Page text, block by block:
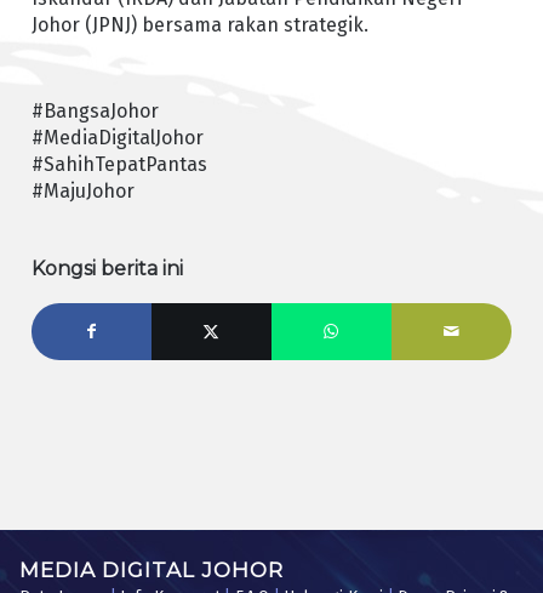
Johor (JPNJ) bersama rakan strategik.
#BangsaJohor
#MediaDigitalJohor
#SahihTepatPantas
#MajuJohor
Kongsi berita ini
MEDIA DIGITAL JOHOR